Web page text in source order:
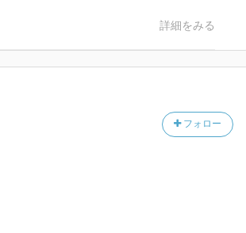
詳細をみる
フォロー